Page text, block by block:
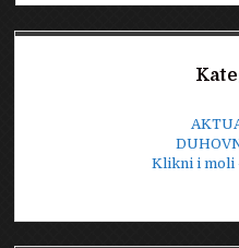
Klikni i moli